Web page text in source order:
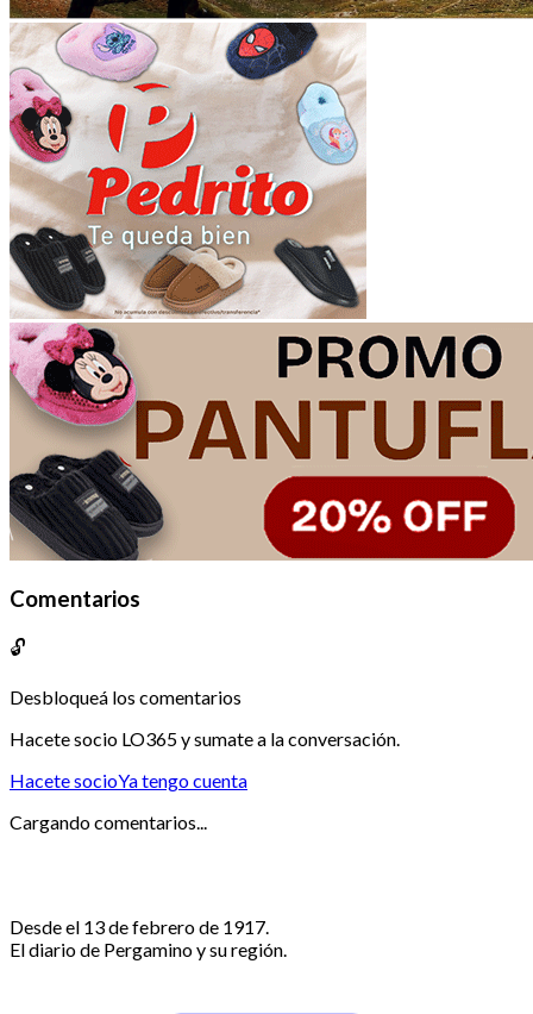
Comentarios
🔓
Desbloqueá los comentarios
Hacete socio LO365 y sumate a la conversación.
Hacete socioYa tengo cuenta
Cargando comentarios...
Desde el 13 de febrero de 1917.
El diario de Pergamino y su región.